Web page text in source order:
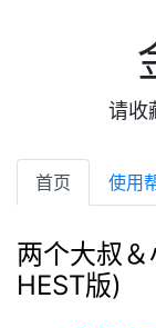
请收
首页 使用
两个大叔
HEST版)